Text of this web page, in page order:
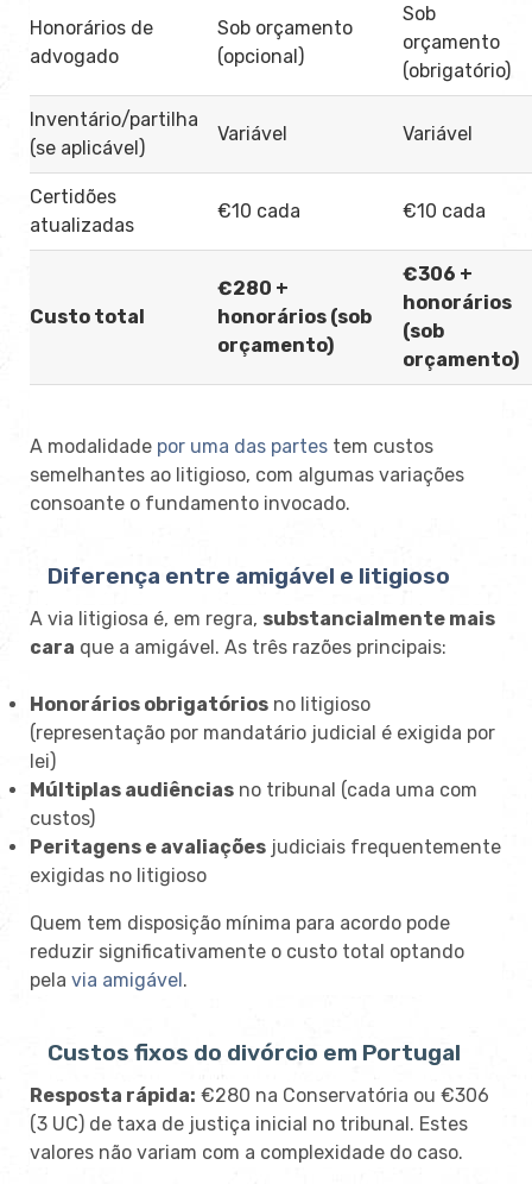
Honorários de
advogado
Sob orçamento
(opcional)
Sob
orçamento
(obrigatório)
Inventário/partilha
(se aplicável)
Variável Variável
Certidões
atualizadas
€10 cada €10 cada
Custo total
€280 +
honorários (sob
orçamento)
€306 +
honorários
(sob
orçamento)
A modalidade por uma das partes tem custos
semelhantes ao litigioso, com algumas variações
consoante o fundamento invocado.
Diferença entre amigável e litigioso
A via litigiosa é, em regra, substancialmente mais
cara que a amigável. As três razões principais:
Honorários obrigatórios no litigioso
(representação por mandatário judicial é exigida por
lei)
Múltiplas audiências no tribunal (cada uma com
custos)
Peritagens e avaliações judiciais frequentemente
exigidas no litigioso
Quem tem disposição mínima para acordo pode
reduzir significativamente o custo total optando
pela via amigável.
Custos fixos do divórcio em Portugal
Resposta rápida: €280 na Conservatória ou €306
(3 UC) de taxa de justiça inicial no tribunal. Estes
valores não variam com a complexidade do caso.